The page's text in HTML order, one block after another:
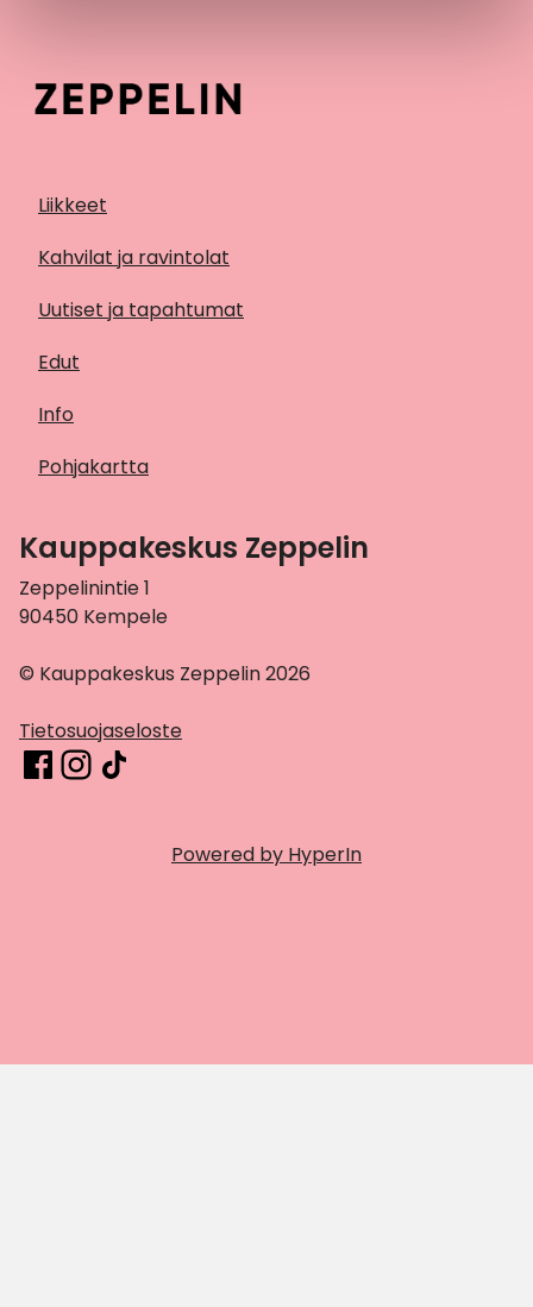
Liikkeet
Kahvilat ja ravintolat
Uutiset ja tapahtumat
Edut
Info
Pohjakartta
Kauppakeskus Zeppelin
Zeppelinintie 1
90450 Kempele
© Kauppakeskus Zeppelin 2026
Tietosuojaseloste
Powered by HyperIn